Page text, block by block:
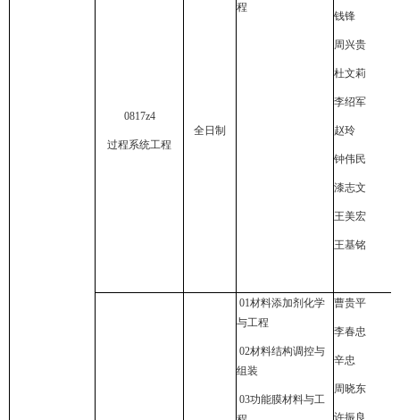
0817z4
过程系统工程
全日制
程
钱锋
周兴贵
杜文莉
李绍军
赵玲
钟伟民
漆志文
王美宏
王基铭
01材料添加剂化学
与工程
02材料结构调控与
组装
03功能膜材料与工
曹贵平
李春忠
辛忠
周晓东
许振良